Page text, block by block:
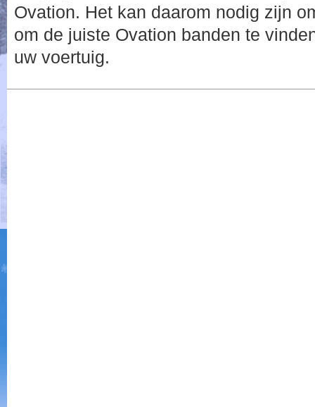
Ovation. Het kan daarom nodig zijn
om de juiste Ovation banden te
uw voertuig.